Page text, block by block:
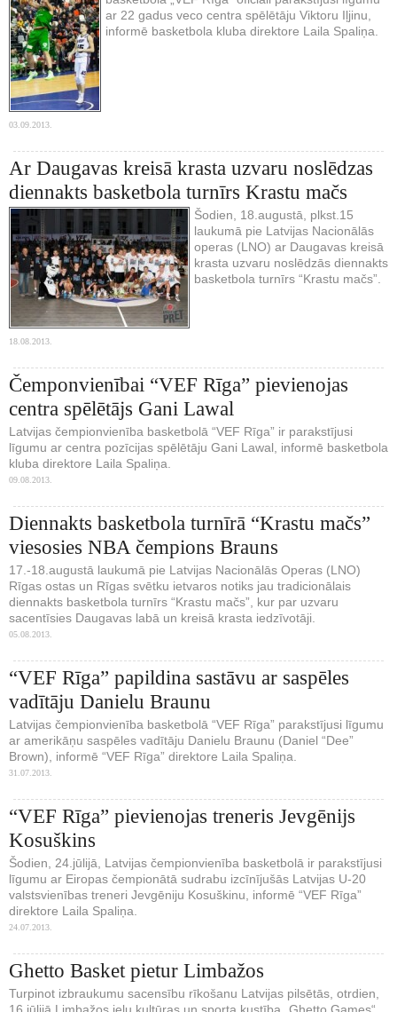
ar 22 gadus veco centra spēlētāju Viktoru Iļjinu,
informē basketbola kluba direktore Laila Spaliņa.
03.09.2013.
Ar Daugavas kreisā krasta uzvaru noslēdzas
diennakts basketbola turnīrs Krastu mačs
Šodien, 18.augustā, plkst.15
laukumā pie Latvijas Nacionālās
operas (LNO) ar Daugavas kreisā
krasta uzvaru noslēdzās diennakts
basketbola turnīrs “Krastu mačs”.
18.08.2013.
Čemponvienībai “VEF Rīga” pievienojas
centra spēlētājs Gani Lawal
Latvijas čempionvienība basketbolā “VEF Rīga” ir parakstījusi
līgumu ar centra pozīcijas spēlētāju Gani Lawal, informē basketbola
kluba direktore Laila Spaliņa.
09.08.2013.
Diennakts basketbola turnīrā “Krastu mačs”
viesosies NBA čempions Brauns
17.-18.augustā laukumā pie Latvijas Nacionālās Operas (LNO)
Rīgas ostas un Rīgas svētku ietvaros notiks jau tradicionālais
diennakts basketbola turnīrs “Krastu mačs”, kur par uzvaru
sacentīsies Daugavas labā un kreisā krasta iedzīvotāji.
05.08.2013.
“VEF Rīga” papildina sastāvu ar saspēles
vadītāju Danielu Braunu
Latvijas čempionvienība basketbolā “VEF Rīga” parakstījusi līgumu
ar amerikāņu saspēles vadītāju Danielu Braunu (Daniel “Dee”
Brown), informē “VEF Rīga” direktore Laila Spaliņa.
31.07.2013.
“VEF Rīga” pievienojas treneris Jevgēnijs
Kosuškins
Šodien, 24.jūlijā, Latvijas čempionvienība basketbolā ir parakstījusi
līgumu ar Eiropas čempionātā sudrabu izcīnījušās Latvijas U-20
valstsvienības treneri Jevgēniju Kosuškinu, informē “VEF Rīga”
direktore Laila Spaliņa.
24.07.2013.
Ghetto Basket pietur Limbažos
Turpinot izbraukumu sacensību rīkošanu Latvijas pilsētās, otrdien,
16.jūlijā Limbažos ielu kultūras un sporta kustība „Ghetto Games“